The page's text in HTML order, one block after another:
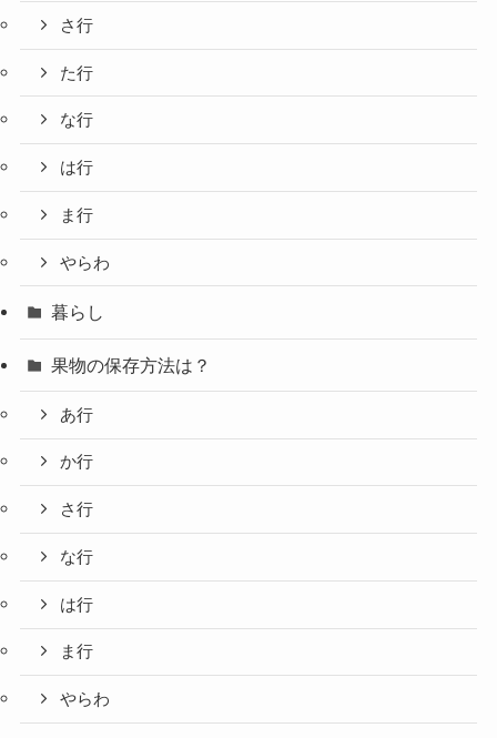
さ行
た行
な行
は行
ま行
やらわ
暮らし
果物の保存方法は？
あ行
か行
さ行
な行
は行
ま行
やらわ